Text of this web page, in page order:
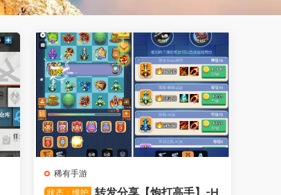
稀有手游
状态：维护 转发分享【炮打高手】-H